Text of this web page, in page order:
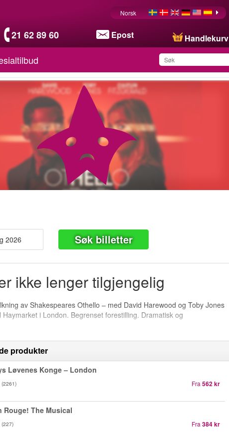
21 62 89 60 Epost Handlekurv
Norsk
Du har lagret dette
produktet på listen din
2026
Søk billetter
ikke lenger tilgjengelig
av Shakespeares Othello – med David Harewood og Toby Jones
i London. Begrenset forestilling. Dramatisk og
produkter
Løvenes Konge – London
(2261) Fra 562 kr
Rouge! The Musical
(227) Fra 384 kr